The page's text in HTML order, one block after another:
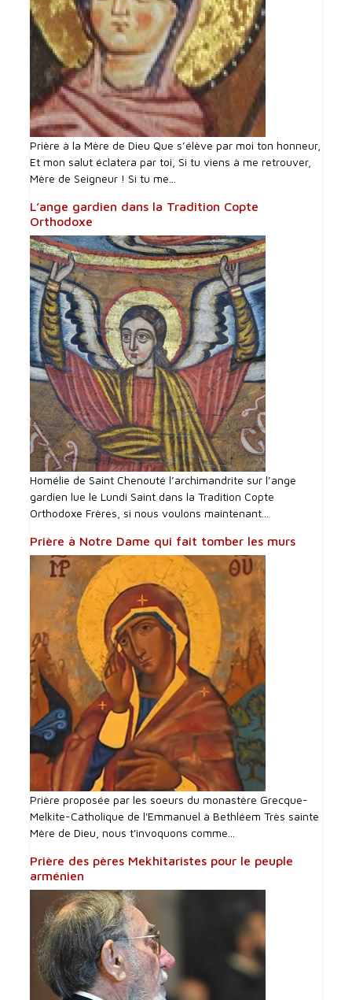
Prière à la Mère de Dieu Que s’élève par moi ton honneur,
Et mon salut éclatera par toi, Si tu viens à me retrouver,
Mère de Seigneur ! Si tu me...
L’ange gardien dans la Tradition Copte
Orthodoxe
Homélie de Saint Chenouté l’archimandrite sur l’ange
gardien lue le Lundi Saint dans la Tradition Copte
Orthodoxe Frères, si nous voulons maintenant...
Prière à Notre Dame qui fait tomber les murs
Prière proposée par les soeurs du monastère Grecque-
Melkite-Catholique de l'Emmanuel à Bethléem Très sainte
Mère de Dieu, nous t'invoquons comme...
Prière des pères Mekhitaristes pour le peuple
arménien